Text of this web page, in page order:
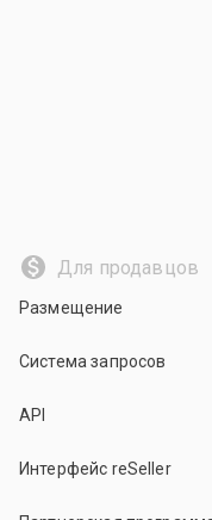
Для продавцов
Размещение
Система запросов
API
Интерфейс reSeller